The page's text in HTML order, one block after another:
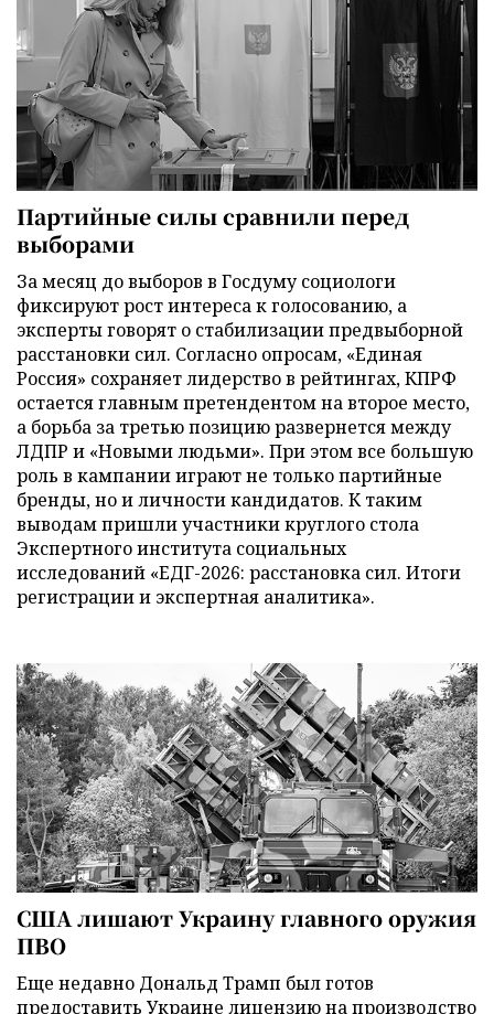
Партийные силы сравнили перед
выборами
За месяц до выборов в Госдуму социологи
фиксируют рост интереса к голосованию, а
эксперты говорят о стабилизации предвыборной
расстановки сил. Согласно опросам, «Единая
Россия» сохраняет лидерство в рейтингах, КПРФ
остается главным претендентом на второе место,
а борьба за третью позицию развернется между
ЛДПР и «Новыми людьми». При этом все большую
роль в кампании играют не только партийные
бренды, но и личности кандидатов. К таким
выводам пришли участники круглого стола
Экспертного института социальных
исследований «ЕДГ-2026: расстановка сил. Итоги
регистрации и экспертная аналитика».
США лишают Украину главного оружия
ПВО
Еще недавно Дональд Трамп был готов
предоставить Украине лицензию на производство